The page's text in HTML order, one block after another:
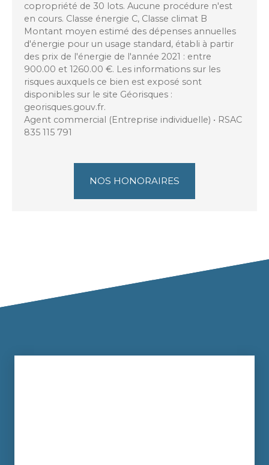
copropriété de 30 lots. Aucune procédure n'est
en cours. Classe énergie C, Classe climat B
Montant moyen estimé des dépenses annuelles
d'énergie pour un usage standard, établi à partir
des prix de l'énergie de l'année 2021 : entre
900.00 et 1260.00 €. Les informations sur les
risques auxquels ce bien est exposé sont
disponibles sur le site Géorisques :
georisques.gouv.fr.
Agent commercial (Entreprise individuelle) • RSAC
835 115 791
NOS HONORAIRES